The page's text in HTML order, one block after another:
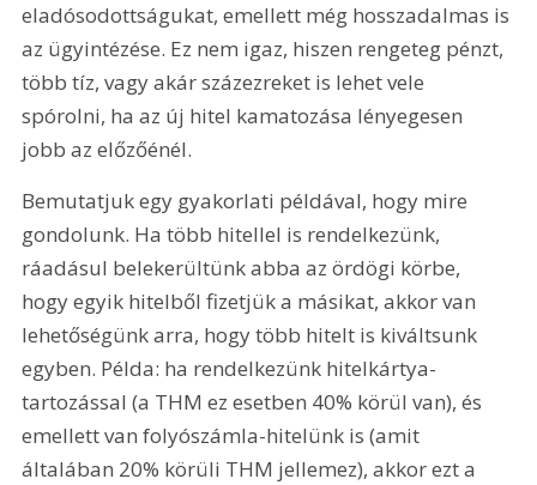
eladósodottságukat, emellett még hosszadalmas is
az ügyintézése. Ez nem igaz, hiszen rengeteg pénzt,
több tíz, vagy akár százezreket is lehet vele
spórolni, ha az új hitel kamatozása lényegesen
jobb az előzőénél.
Bemutatjuk egy gyakorlati példával, hogy mire
gondolunk. Ha több hitellel is rendelkezünk,
ráadásul belekerültünk abba az ördögi körbe,
hogy egyik hitelből fizetjük a másikat, akkor van
lehetőségünk arra, hogy több hitelt is kiváltsunk
egyben. Példa: ha rendelkezünk hitelkártya-
tartozással (a THM ez esetben 40% körül van), és
emellett van folyószámla-hitelünk is (amit
általában 20% körüli THM jellemez), akkor ezt a